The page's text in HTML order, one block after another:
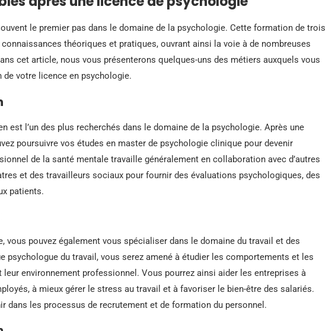
le premier pas dans le domaine de la psychologie. Cette formation de trois
théoriques et pratiques, ouvrant ainsi la voie à de nombreuses
cet article, nous vous présenterons quelques-uns des métiers auxquels vous
de votre licence en psychologie.
est l’un des plus recherchés dans le domaine de la psychologie. Après une
poursuivre vos études en master de psychologie clinique pour devenir
de la santé mentale travaille généralement en collaboration avec d’autres
et des travailleurs sociaux pour fournir des évaluations psychologiques, des
patients.
vous pouvez également vous spécialiser dans le domaine du travail et des
psychologue du travail, vous serez amené à étudier les comportements et les
environnement professionnel. Vous pourrez ainsi aider les entreprises à
à mieux gérer le stress au travail et à favoriser le bien-être des salariés.
dans les processus de recrutement et de formation du personnel.